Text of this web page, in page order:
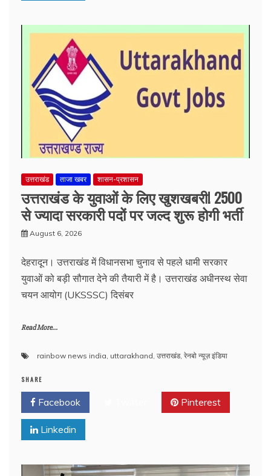
उत्तराखंड ताजा खबर शासन-प्रशासन
उत्तराखंड के युवाओं के लिए खुशखबरी! 2500
से ज्यादा सरकारी पदों पर जल्द शुरू होगी भर्ती
August 6, 2026
देहरादून। उत्तराखंड में विधानसभा चुनाव से पहले धामी सरकार
युवाओं को बड़ी सौगात देने की तैयारी में है। उत्तराखंड अधीनस्थ सेवा
चयन आयोग (UKSSSC) दिसंबर
Read More...
rainbow news india, uttarakhand, उत्तराखंड, रेनबो न्यूज़ इंडिया
SHARE
Facebook Pinterest
Linkedin